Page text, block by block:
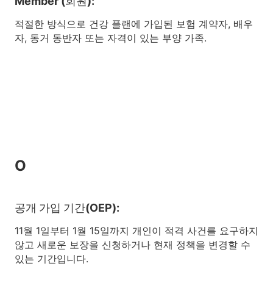
적절한 방식으로 건강 플랜에 가입된 보험 계약자, 배우
자, 동거 동반자 또는 자격이 있는 부양 가족.
O
공개 가입 기간(OEP):
11월 1일부터 1월 15일까지 개인이 적격 사건를 요구하지
않고 새로운 보장을 신청하거나 현재 정책을 변경할 수
있는 기간입니다.